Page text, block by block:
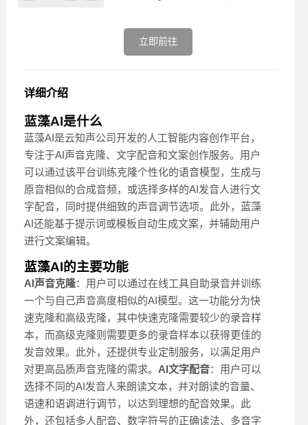
立即前往
详细介绍
蓝藻AI是什么
蓝藻AI是云知声公司开发的人工智能内容创作平台，
专注于AI声音克隆、文字配音和文案创作服务。用户
可以通过该平台训练克隆个性化的语音模型，生成与
原音相似的合成音频，或选择多样的AI发音人进行文
字配音，同时提供细致的声音调节选项。此外，蓝藻
AI还能基于提示词或模板自动生成文案，并辅助用户
进行文案编辑。
蓝藻AI的主要功能
AI声音克隆：用户可以通过在线工具自助录音并训练
一个与自己声音高度相似的AI模型。这一功能分为快
速克隆和高级克隆，其中快速克隆需要较少的录音样
本，而高级克隆则需要更多的录音样本以获得更佳的
发音效果。此外，还提供专业定制服务，以满足用户
对更高品质声音克隆的需求。 AI文字配音：用户可以
选择不同的AI发音人来朗读文本，并对朗读的音量、
语速和语调进行调节，以达到理想的配音效果。此
外，还包括多人配音、数字符号的正确读法、多音字